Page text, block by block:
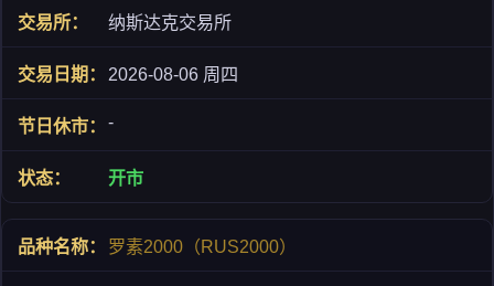
纳斯达克交易所
2026-08-06 周四
-
开市
罗素2000（RUS2000）